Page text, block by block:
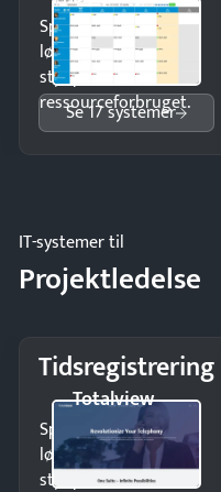
Spar tid på
lønberegning og få
styr på
ressourceforbruget.
Se 17 systemer
IT-systemer til
Projektledelse
Tidsregistrering
Totalview
Spar tid på
lønberegning og få
styr på